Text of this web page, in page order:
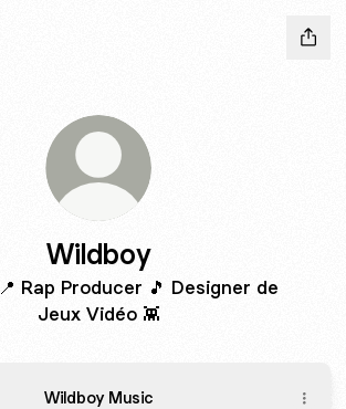
Wildboy
Rap Producer 🎵 Designer de
Jeux Vidéo 👾
Wildboy Music